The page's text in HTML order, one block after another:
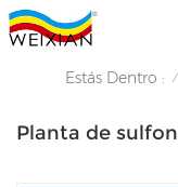
Estás Dentro : /
Planta de